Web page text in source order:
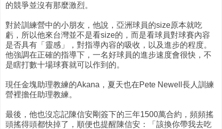
的競爭並沒有那麼激烈。
對於訓練營中的小朋友，他說，亞洲球員的size原本就吃
虧，所以他來台灣並不是看size的，而是看球員對球賽內容
是否具有「靈感」，對指導內容的吸收，以及進步的程度。
他強調在正確的指導下，一名好球員的進步速度會很快，不
是瞎打數十場球賽就可以作到的。
現任金塊助理教練的Akana，夏天也在Pete Newell長人訓練
營裡擔任助理教練。
最後，他也沒忘記陳信安剛簽下的三年1500萬合約，頻頻搖
頭搖得頭都快掉了，順便也提醒陳信安：「該換你帶我去吃